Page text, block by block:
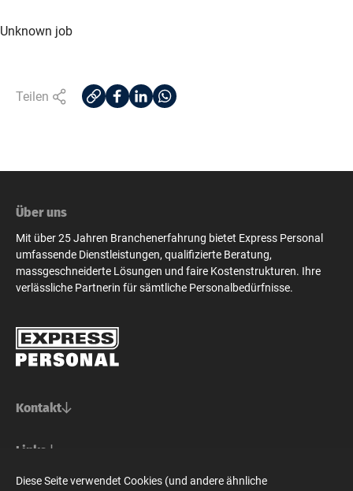
Unknown job
Teilen
Über uns
Mit über 25 Jahren Branchenerfahrung bietet Express Personal
umfassende Dienstleistungen, qualifizierte Beratung,
massgeschneiderte Lösungen und faire Kostenstrukturen. Ihre
verlässliche Partnerin für sämtliche Personalbedürfnisse.
Kontakt
Basel/Nordwestschweiz
Steinenvorstadt 73
Bern/Mittelland
Links
Für Stellensuchende
Diese Seite verwendet Cookies (und andere ähnliche